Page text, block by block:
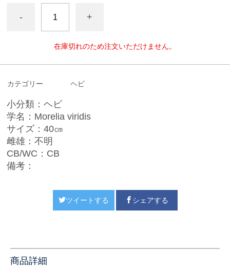
- +
在庫切れのため注文いただけません。
カテゴリー ヘビ
小分類：ヘビ
学名：Morelia viridis
サイズ：40㎝
雌雄：不明
CB/WC：CB
備考：
ツイートする シェアする
商品詳細